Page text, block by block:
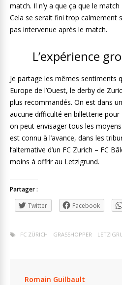
match. Il n’y a que ça que le
Cela se serait fini trop calmement
pas intervenue après le match.
L’expérience
Je partage les mêmes sentiments
Europe de l’Ouest, le derby de
plus recommandés. On est dans
aucune difficulté en billetterie pour
on peut envisager tous les
est connu à l’avance, dans les
l’alternative d’un FC Zurich – FC
moins à offrir au Letzigrund.
Partager :
Twitter
Facebook
FC ZÜRICH GRASSHOPPER
Romain Guilbault